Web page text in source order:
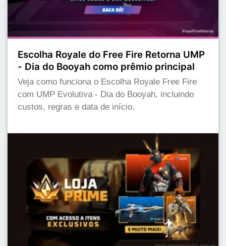
Escolha Royale do Free Fire Retorna UMP
- Dia do Booyah como prêmio principal
Veja como funciona o Escolha Royale Free Fire
com UMP Evolutiva - Dia do Booyah, incluindo
custos, regras e data de início.